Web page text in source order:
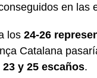
en las
los 24-26
Catalana
23 y 25 escaños.